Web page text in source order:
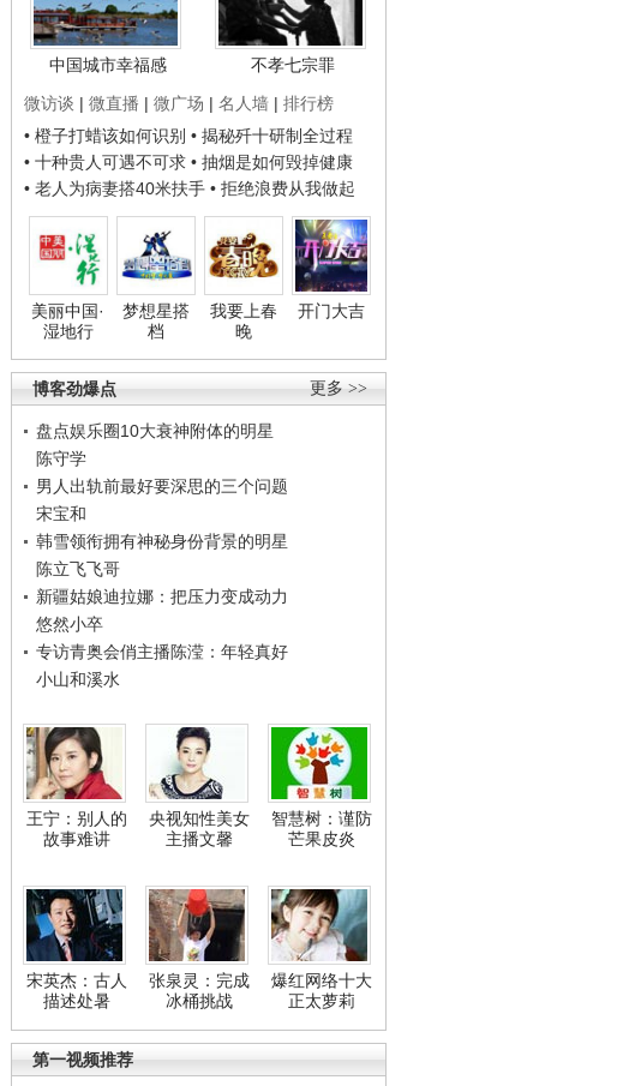
中国城市幸福感
不孝七宗罪
微访谈 | 微直播 | 微广场 | 名人墙 | 排行榜
• 橙子打蜡该如何识别 • 揭秘歼十研制全过程
• 十种贵人可遇不可求 • 抽烟是如何毁掉健康
• 老人为病妻搭40米扶手 • 拒绝浪费从我做起
美丽中国·
湿地行
梦想星搭
档
我要上春
晚
开门大吉
更多 >>
博客劲爆点
盘点娱乐圈10大衰神附体的明星
陈守学
男人出轨前最好要深思的三个问题
宋宝和
韩雪领衔拥有神秘身份背景的明星
陈立飞飞哥
新疆姑娘迪拉娜：把压力变成动力
悠然小卒
专访青奥会俏主播陈滢：年轻真好
小山和溪水
王宁：别人的
故事难讲
央视知性美女
主播文馨
智慧树：谨防
芒果皮炎
宋英杰：古人
描述处暑
张泉灵：完成
冰桶挑战
爆红网络十大
正太萝莉
第一视频推荐